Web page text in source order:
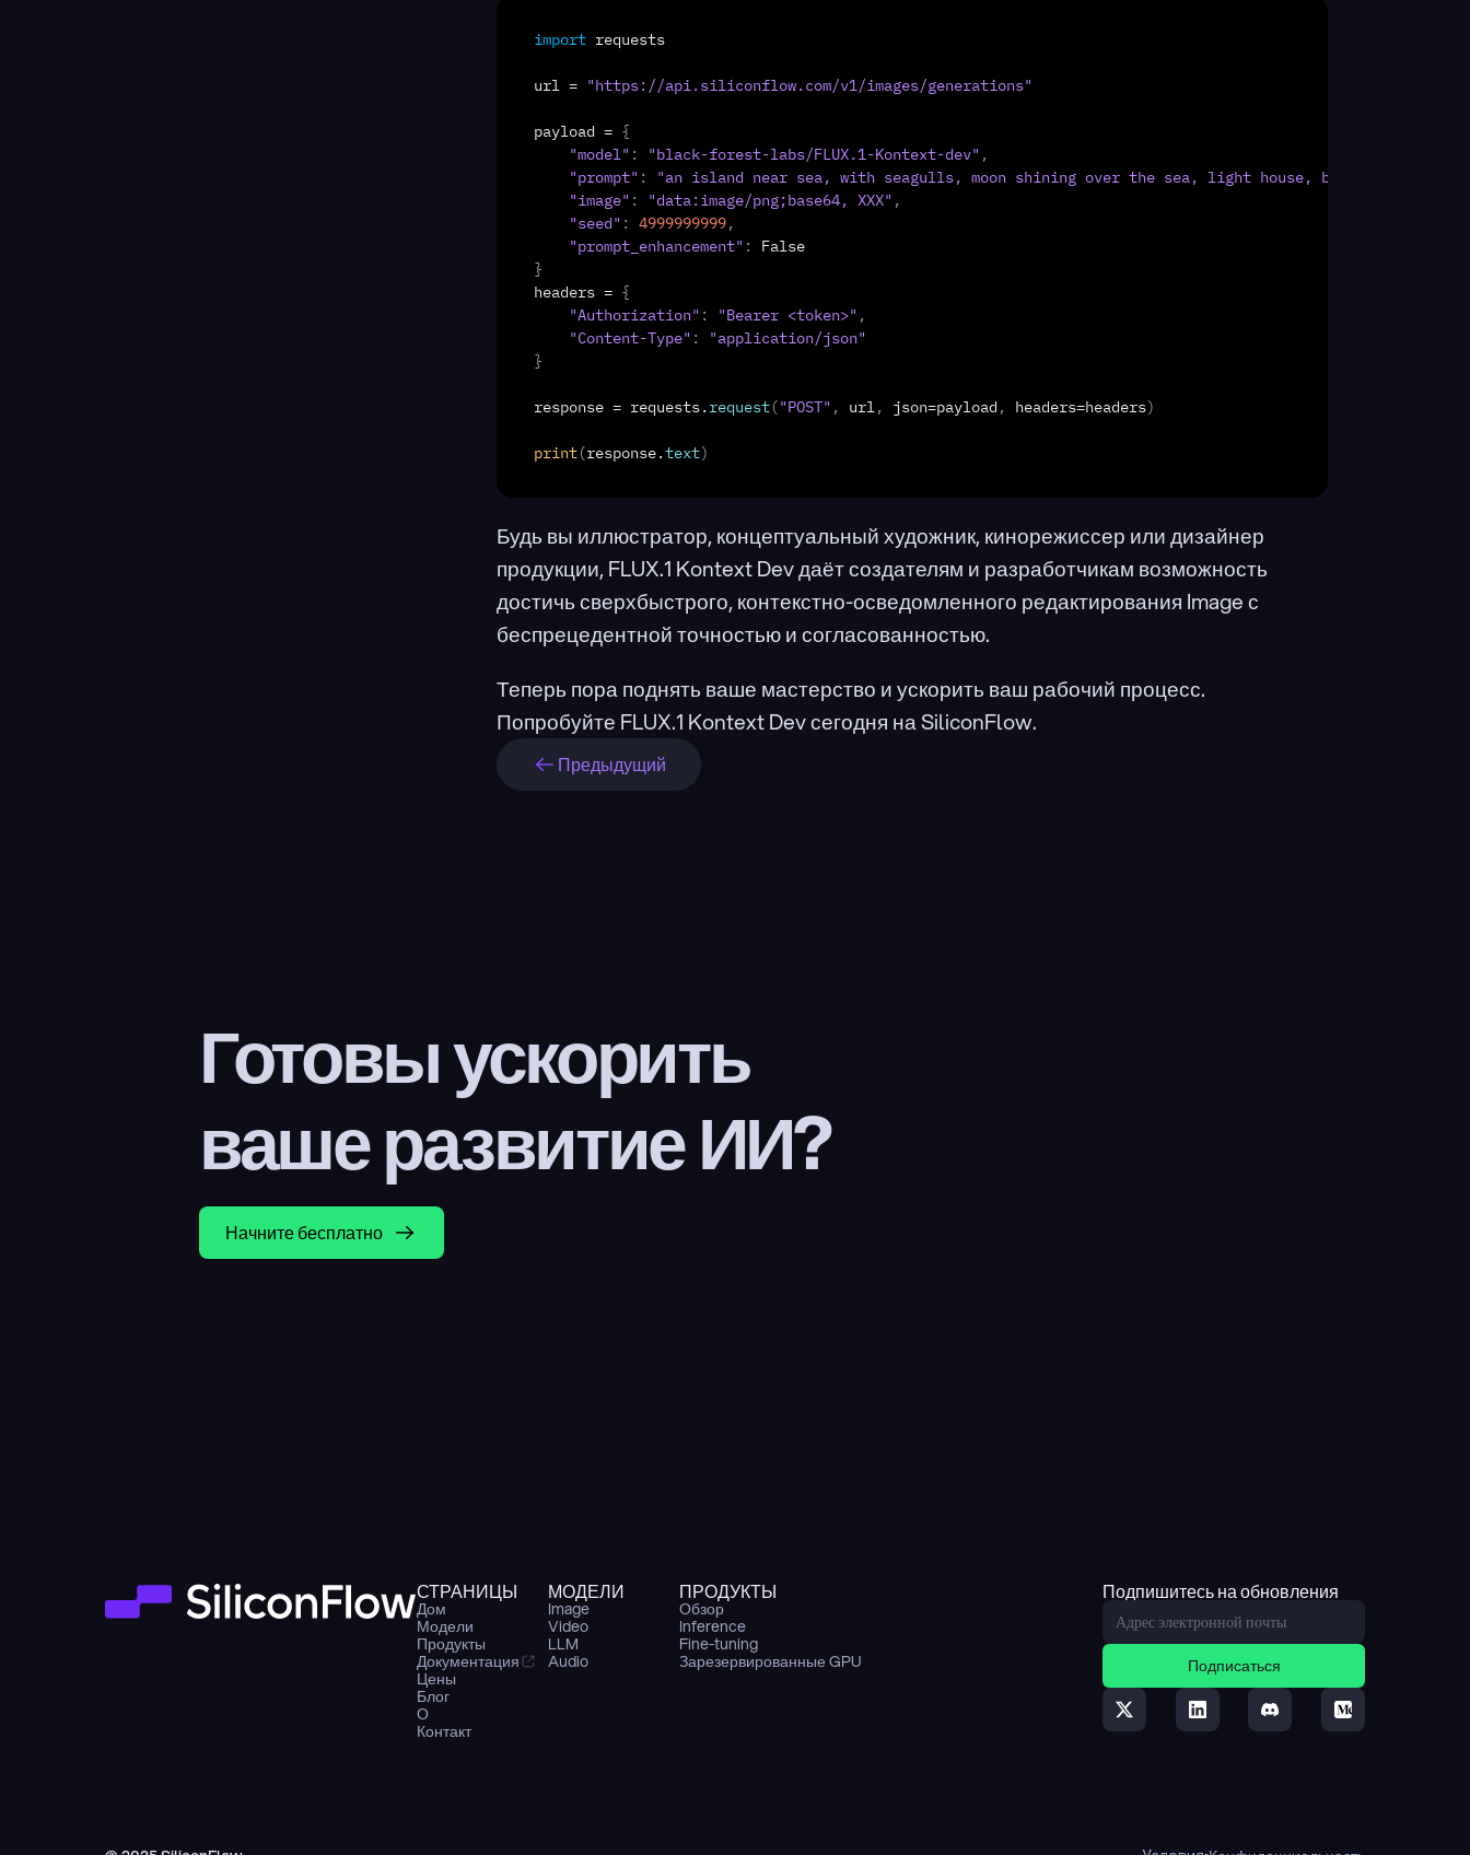
import requests
url = "https://api.siliconflow.com/v1/images/generations"
payload = {
"model" : "black-forest-labs/FLUX.1-Kontext-dev" ,
"prompt" :
"an island near sea, with seagulls, moon shining over the sea, light house, boats int he
"image" : "data:image/png;base64, XXX" ,
"seed" : 4999999999,
"prompt_enhancement" :
False
}
headers = {
"Authorization" : "Bearer <token>" ,
"Content-Type" :
"application/json"
}
response = requests.request("POST" , url, json=payload , headers=headers)
print(response.text)
Будь вы иллюстратор, концептуальный художник, кинорежиссер или дизайнер
продукции, FLUX.1 Kontext Dev даёт создателям и разработчикам возможность
достичь сверхбыстрого, контекстно-осведомленного редактирования Image с
беспрецедентной точностью и согласованностью.
Теперь пора поднять ваше мастерство и ускорить ваш рабочий процесс.
Попробуйте FLUX.1 Kontext Dev сегодня на SiliconFlow.
Предыдущий
Готовы ускорить
ваше развитие ИИ?
Начните бесплатно
СТРАНИЦЫ
Дом
Модели
Продукты
Документация
Цены
Блог
О
Контакт
МОДЕЛИ
Image
Video
LLM
Audio
ПРОДУКТЫ
Обзор
Inference
Fine-tuning
Зарезервированные GPU
Подпишитесь на обновления
Подписаться